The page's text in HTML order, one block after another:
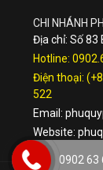
CHI NHÁNH
Địa chỉ: Số 83
Hotline:
Điện thoại:
522
Email:
Website:
0902 63